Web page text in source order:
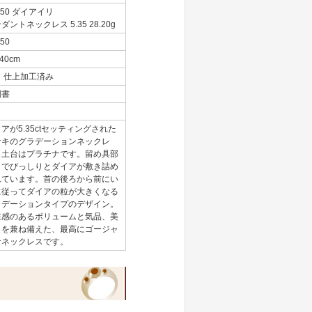
ダイアイリ
ントネックレス 5.35 28.20g
上加工済み
が5.35ctセッティングされた
のグラデーションネックレ
台はプラチナです。留め具部
びっしりとダイアが敷き詰め
います。首の後ろから前にい
ってダイアの粒が大きくなる
ーションタイプのデザイン。
のあるボリュームと気品、美
兼ね備えた、最高にゴージャ
ックレスです。